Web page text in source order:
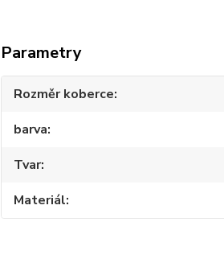
Parametry
Rozměr koberce
barva
Tvar
Materiál